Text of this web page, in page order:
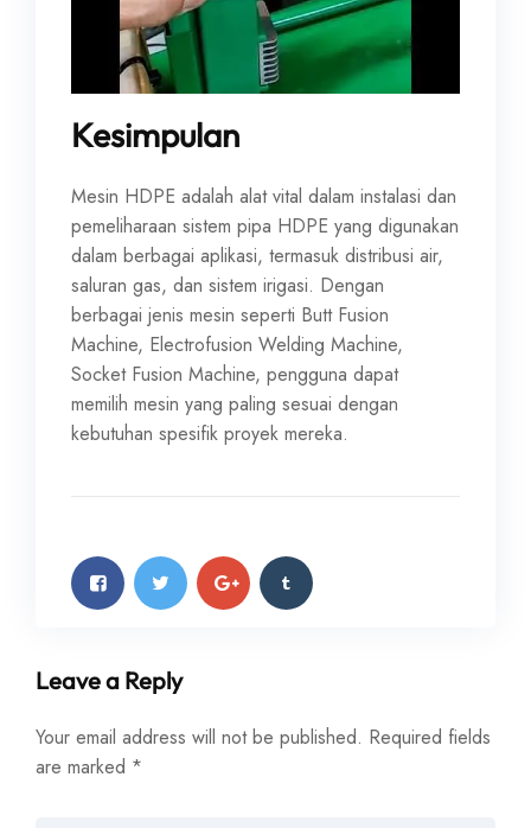
Kesimpulan
Mesin HDPE adalah alat vital dalam instalasi dan
pemeliharaan sistem pipa HDPE yang digunakan
dalam berbagai aplikasi, termasuk distribusi air,
saluran gas, dan sistem irigasi. Dengan
berbagai jenis mesin seperti Butt Fusion
Machine, Electrofusion Welding Machine,
Socket Fusion Machine, pengguna dapat
memilih mesin yang paling sesuai dengan
kebutuhan spesifik proyek mereka.
Leave a Reply
Your email address will not be published. Required fields
are marked *